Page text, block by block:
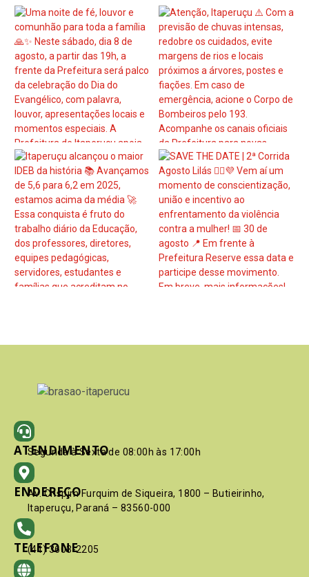
ATENDIMENTO
Segunda à Sexta de 08:00h às 17:00h
ENDEREÇO
Av. Crispim Furquim de Siqueira, 1800 – Butieirinho,
Itaperuçu, Paraná – 83560-000
TELEFONE
(41) 3603-2205